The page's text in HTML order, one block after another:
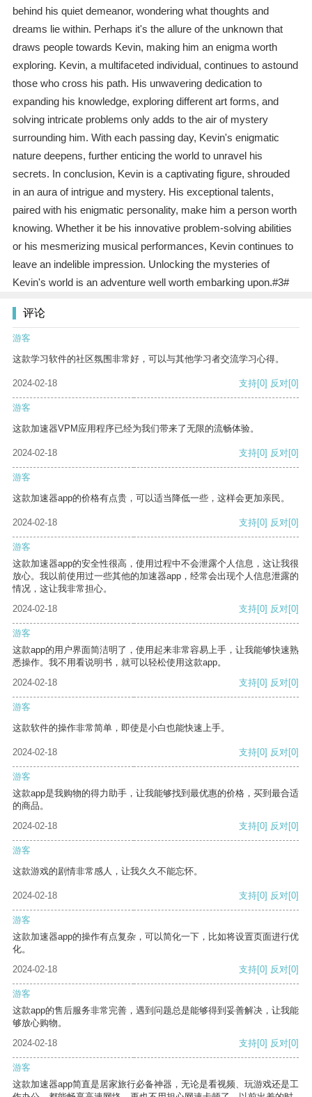
behind his quiet demeanor, wondering what thoughts and
dreams lie within. Perhaps it's the allure of the unknown that
draws people towards Kevin, making him an enigma worth
exploring. Kevin, a multifaceted individual, continues to astound
those who cross his path. His unwavering dedication to
expanding his knowledge, exploring different art forms, and
solving intricate problems only adds to the air of mystery
surrounding him. With each passing day, Kevin's enigmatic
nature deepens, further enticing the world to unravel his
secrets. In conclusion, Kevin is a captivating figure, shrouded
in an aura of intrigue and mystery. His exceptional talents,
paired with his enigmatic personality, make him a person worth
knowing. Whether it be his innovative problem-solving abilities
or his mesmerizing musical performances, Kevin continues to
leave an indelible impression. Unlocking the mysteries of
Kevin's world is an adventure well worth embarking upon.#3#
评论
游客
这款学习软件的社区氛围非常好，可以与其他学习者交流学习心得。
2024-02-18 支持[0] 反对[0]
游客
这款加速器VPM应用程序已经为我们带来了无限的流畅体验。
2024-02-18 支持[0] 反对[0]
游客
这款加速器app的价格有点贵，可以适当降低一些，这样会更加亲民。
2024-02-18 支持[0] 反对[0]
游客
这款加速器app的安全性很高，使用过程中不会泄露个人信息，这让我很
放心。我以前使用过一些其他的加速器app，经常会出现个人信息泄露的
情况，这让我非常担心。
2024-02-18
支持[0] 反对[0]
游客
这款app的用户界面简洁明了，使用起来非常容易上手，让我能够快速熟
悉操作。我不用看说明书，就可以轻松使用这款app。
2024-02-18
支持[0] 反对[0]
游客
这款软件的操作非常简单，即使是小白也能快速上手。
2024-02-18 支持[0] 反对[0]
游客
这款app是我购物的得力助手，让我能够找到最优惠的价格，买到最合适
的商品。
2024-02-18
支持[0] 反对[0]
游客
这款游戏的剧情非常感人，让我久久不能忘怀。
2024-02-18 支持[0] 反对[0]
游客
这款加速器app的操作有点复杂，可以简化一下，比如将设置页面进行优
化。
2024-02-18
支持[0] 反对[0]
游客
这款app的售后服务非常完善，遇到问题总是能够得到妥善解决，让我能
够放心购物。
2024-02-18
支持[0] 反对[0]
游客
这款加速器app简直是居家旅行必备神器，无论是看视频、玩游戏还是工